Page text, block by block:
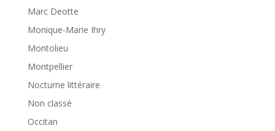
Marc Deotte
Monique-Marie Ihry
Montolieu
Montpellier
Nocturne littéraire
Non classé
Occitan